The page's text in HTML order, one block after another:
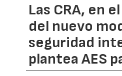
Las CRA, en
del nuevo
seguridad
plantea AES